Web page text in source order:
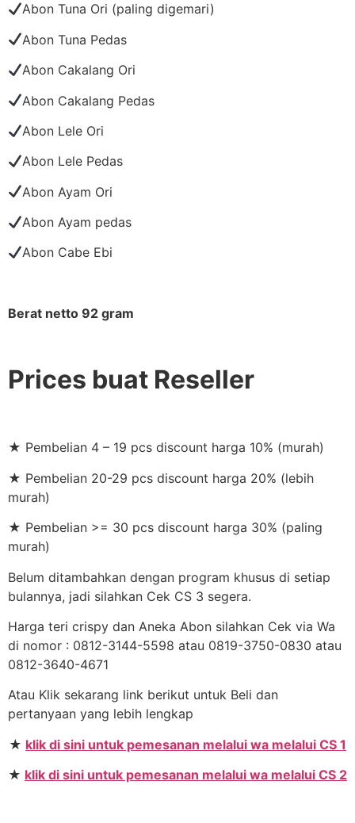
Abon Tuna Ori (paling digemari)
Abon Tuna Pedas
Abon Cakalang Ori
Abon Cakalang Pedas
Abon Lele Ori
Abon Lele Pedas
Abon Ayam Ori
Abon Ayam pedas
Abon Cabe Ebi
Berat netto 92 gram
Prices buat Reseller
★ Pembelian 4 – 19 pcs discount harga 10% (murah)
★ Pembelian 20-29 pcs discount harga 20% (lebih
murah)
★ Pembelian >= 30 pcs discount harga 30% (paling
murah)
Belum ditambahkan dengan program khusus di setiap
bulannya, jadi silahkan Cek CS 3 segera.
Harga teri crispy dan Aneka Abon silahkan Cek via Wa
di nomor : 0812-3144-5598 atau 0819-3750-0830 atau
0812-3640-4671
Atau Klik sekarang link berikut untuk Beli dan
pertanyaan yang lebih lengkap
★ klik di sini untuk pemesanan melalui wa melalui CS 1
★ klik di sini untuk pemesanan melalui wa melalui CS 2